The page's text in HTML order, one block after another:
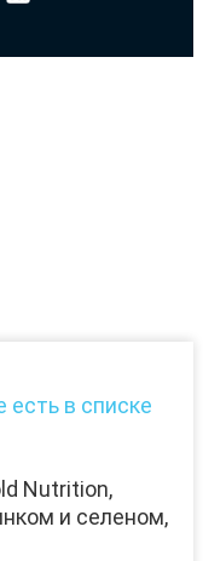
есть в списке
Nutrition,
и селеном,